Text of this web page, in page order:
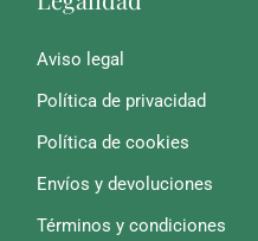
Aviso legal
Política de privacidad
Política de cookies
Envíos y devoluciones
Términos y condiciones